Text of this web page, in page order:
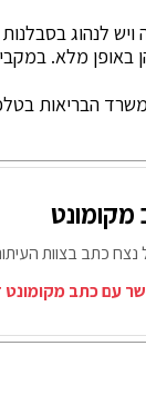
לנהוג
באופן מלא.
או למוקד העירוני בטלפון
מקומונט
נצח כתב בצוות
עם כתב